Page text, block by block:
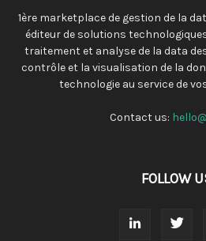
1ère marketplace de gestion de la
éditeur de solutions
traitement et analyse de la data
contrôle et la visualisation de la
technologie au service de
Contact us:
FOLLOW